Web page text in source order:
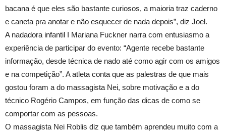
bacana é que eles são bastante curiosos, a maioria traz caderno
e caneta pra anotar e não esquecer de nada depois”, diz Joel.
A nadadora infantil I Mariana Fuckner narra com entusiasmo a
experiência de participar do evento: “Agente recebe bastante
informação, desde técnica de nado até como agir com os amigos
e na competição”. A atleta conta que as palestras de que mais
gostou foram a do massagista Nei, sobre motivação e a do
técnico Rogério Campos, em função das dicas de como se
comportar com as pessoas.
O massagista Nei Roblis diz que também aprendeu muito com a